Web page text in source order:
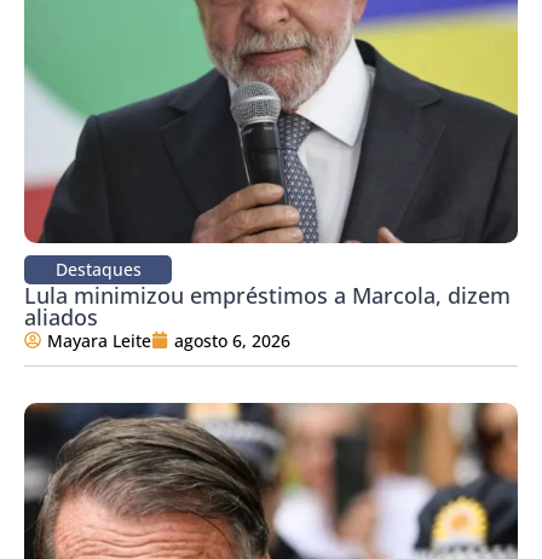
Destaques
Lula minimizou empréstimos a Marcola, dizem
aliados
Mayara Leite agosto 6, 2026